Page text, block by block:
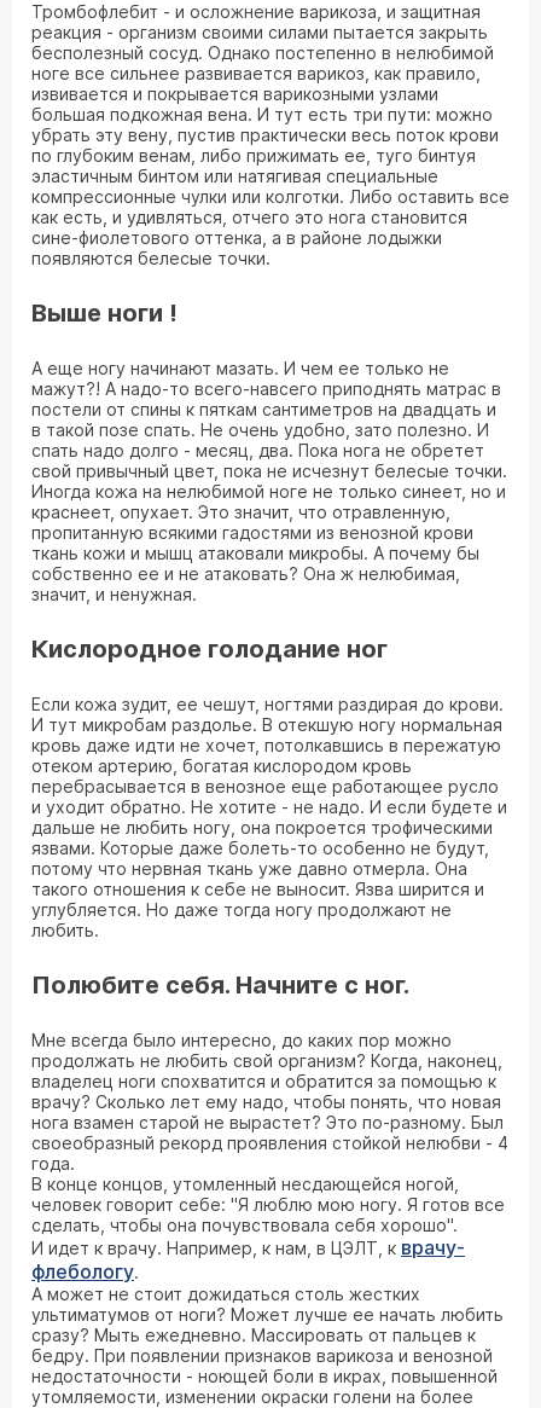
Тромбофлебит - и осложнение варикоза, и защитная
реакция - организм своими силами пытается закрыть
бесполезный сосуд. Однако постепенно в нелюбимой
ноге все сильнее развивается варикоз, как правило,
извивается и покрывается варикозными узлами
большая подкожная вена. И тут есть три пути: можно
убрать эту вену, пустив практически весь поток крови
по глубоким венам, либо прижимать ее, туго бинтуя
эластичным бинтом или натягивая специальные
компрессионные чулки или колготки. Либо оставить все
как есть, и удивляться, отчего это нога становится
сине-фиолетового оттенка, а в районе лодыжки
появляются белесые точки.
Выше ноги !
А еще ногу начинают мазать. И чем ее только не
мажут?! А надо-то всего-навсего приподнять матрас в
постели от спины к пяткам сантиметров на двадцать и
в такой позе спать. Не очень удобно, зато полезно. И
спать надо долго - месяц, два. Пока нога не обретет
свой привычный цвет, пока не исчезнут белесые точки.
Иногда кожа на нелюбимой ноге не только синеет, но и
краснеет, опухает. Это значит, что отравленную,
пропитанную всякими гадостями из венозной крови
ткань кожи и мышц атаковали микробы. А почему бы
собственно ее и не атаковать? Она ж нелюбимая,
значит, и ненужная.
Кислородное голодание ног
Если кожа зудит, ее чешут, ногтями раздирая до крови.
И тут микробам раздолье. В отекшую ногу нормальная
кровь даже идти не хочет, потолкавшись в пережатую
отеком артерию, богатая кислородом кровь
перебрасывается в венозное еще работающее русло
и уходит обратно. Не хотите - не надо. И если будете и
дальше не любить ногу, она покроется трофическими
язвами. Которые даже болеть-то особенно не будут,
потому что нервная ткань уже давно отмерла. Она
такого отношения к себе не выносит. Язва ширится и
углубляется. Но даже тогда ногу продолжают не
любить.
Полюбите себя. Начните с ног.
Мне всегда было интересно, до каких пор можно
продолжать не любить свой организм? Когда, наконец,
владелец ноги спохватится и обратится за помощью к
врачу? Сколько лет ему надо, чтобы понять, что новая
нога взамен старой не вырастет? Это по-разному. Был
своеобразный рекорд проявления стойкой нелюбви - 4
года.
В конце концов, утомленный несдающейся ногой,
человек говорит себе: "Я люблю мою ногу. Я готов все
сделать, чтобы она почувствовала себя хорошо".
И идет к врачу. Например, к нам, в ЦЭЛТ, к врачу-
флебологу.
А может не стоит дожидаться столь жестких
ультиматумов от ноги? Может лучше ее начать любить
сразу? Мыть ежедневно. Массировать от пальцев к
бедру. При появлении признаков варикоза и венозной
недостаточности - ноющей боли в икрах, повышенной
утомляемости, изменении окраски голени на более